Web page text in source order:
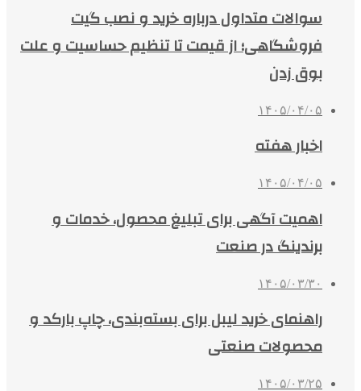
سوالات متداول درباره خرید و نصب گیت
فروشگاهی؛ از قیمت تا تنظیم حساسیت و علت
بوق زدن
۱۴۰۵/۰۴/۰۵
اخبار هفته
۱۴۰۵/۰۴/۰۵
اهمیت آگهی برای تبلیغ محصول، خدمات و
برندینگ در صنعت
۱۴۰۵/۰۳/۳۰
راهنمای خرید لیبل برای بسته‌بندی، چاپ بارکد و
محصولات صنعتی
۱۴۰۵/۰۳/۲۵